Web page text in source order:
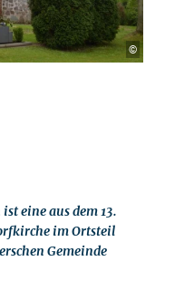
©
eine aus dem 13.
im Ortsteil
Gemeinde